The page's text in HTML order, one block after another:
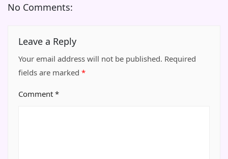
No Comments:
Leave a Reply
Your email address will not be published. Required
fields are marked *
Comment *